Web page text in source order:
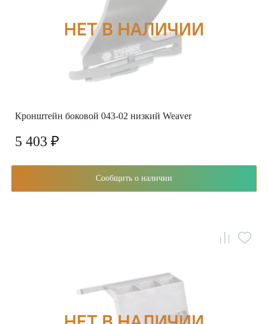
Кронштейн боковой 043-02 низкий Weaver
5 403 ₽
Сообщить о наличии